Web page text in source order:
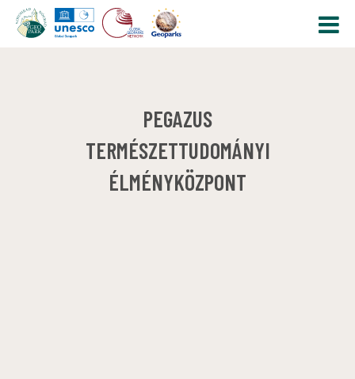
PEGAZUS
TERMÉSZETTUDOMÁNYI
ÉLMÉNYKÖZPONT